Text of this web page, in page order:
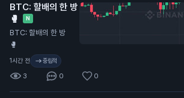
BTC: 할배의 한 방
🥊
N
BTC: 할배의 한 방
🥊
1시간 전 중립적
3 0 0